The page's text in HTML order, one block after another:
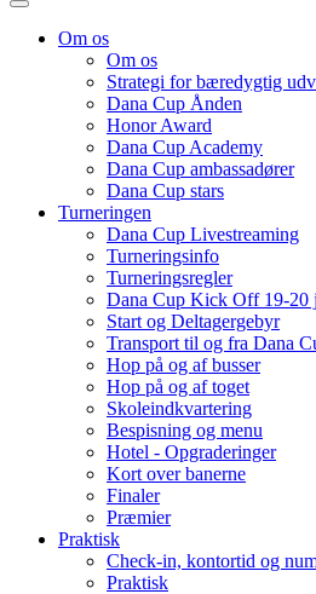
Om os
Om os
Strategi for bæredygtig
Dana Cup Ånden
Honor Award
Dana Cup Academy
Dana Cup ambassadører
Dana Cup stars
Turneringen
Dana Cup Livestreaming
Turneringsinfo
Turneringsregler
Dana Cup Kick Off 19-20
Start og Deltagergebyr
Transport til og fra Dana
Hop på og af busser
Hop på og af toget
Skoleindkvartering
Bespisning og menu
Hotel - Opgraderinger
Kort over banerne
Finaler
Præmier
Praktisk
Check-in, kontortid og
Praktisk